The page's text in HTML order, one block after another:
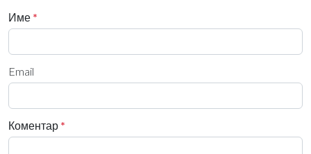
Име *
Email
Коментар *